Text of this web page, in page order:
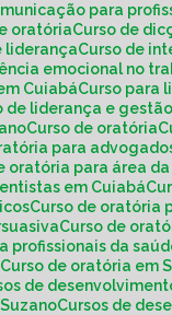
para
oratória Curso de
liderança Curso de
emocional no
Cuiabá Curso
de liderança e
Curso de oratória
para
oratória para área
em Cuiabá
Curso de
Curso de
profissionais da
Curso de oratória em
de
Cursos de